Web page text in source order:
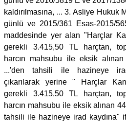
kaldırılmasına, ... 3. Asliye
günlü ve 2015/361 Esas-2015/
maddesinde yer alan "Harçlar
gerekli 3.415,50 TL harçtan,
harcın mahsubu ile eksik alınan
...'den tahsili ile hazineye
çıkarılarak yerine " Harçlar
gerekli 3.415,50 TL harçtan,
harcın mahsubu ile eksik alınan
tahsili ile hazineye irad kaydına"